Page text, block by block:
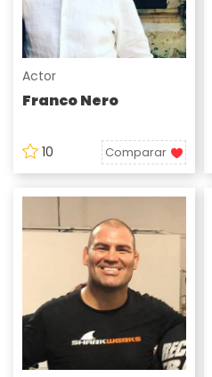
Actor
Franco Nero
10 Comparar